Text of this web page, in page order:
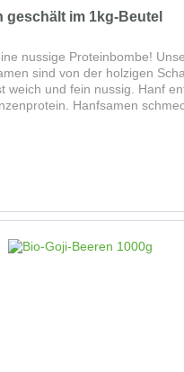
geschält im 1kg-Beutel
nussige Proteinbombe!
sind von der holzigen
weich und fein nussig. Hanf
Hanfsamen